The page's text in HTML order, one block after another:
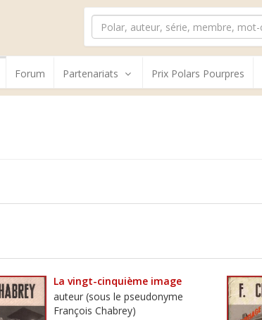
Forum Partenariats Prix Polars Pourpres
La vingt-cinquième image
auteur (sous le pseudonyme
François Chabrey)